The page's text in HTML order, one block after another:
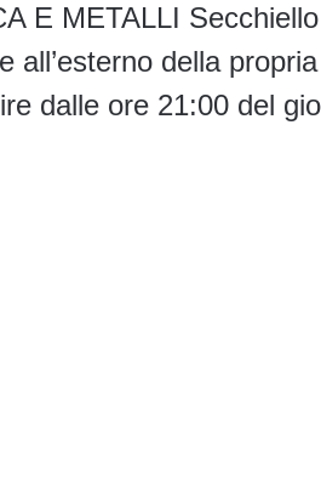
E METALLI
all’esterno della
dalle ore 21:00 del